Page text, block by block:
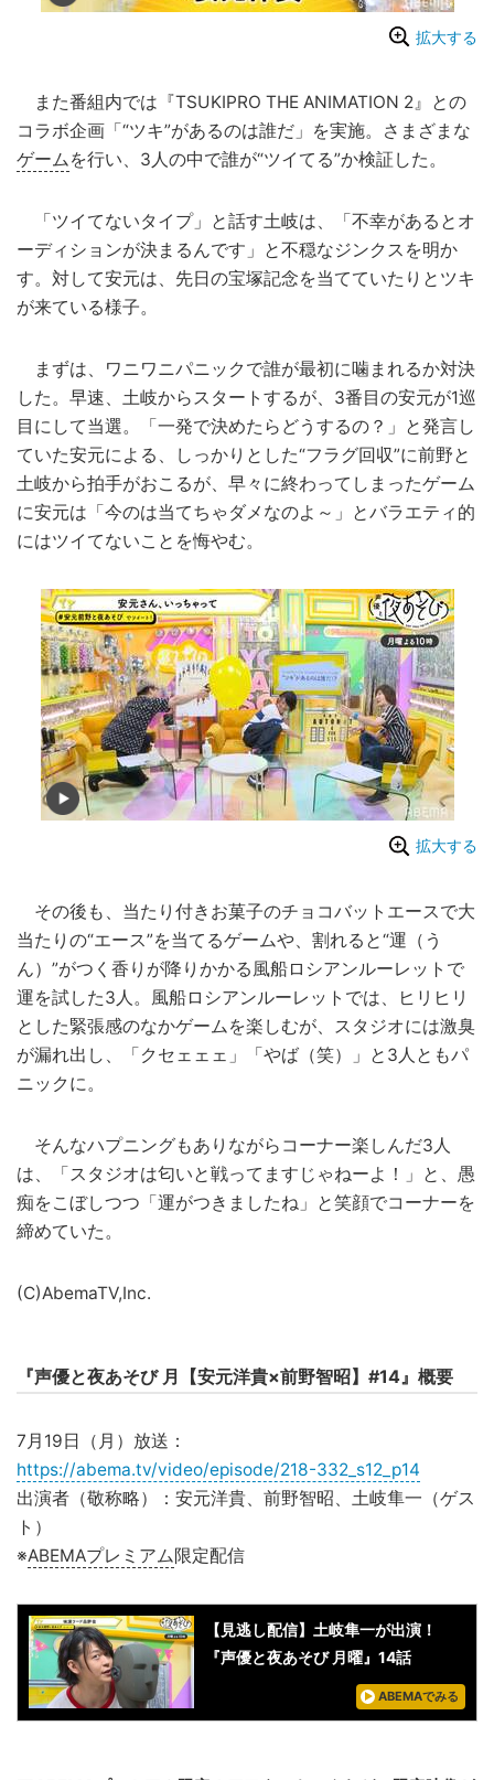
拡大する
また番組内では『TSUKIPRO THE ANIMATION 2』との
コラボ企画「“ツキ”があるのは誰だ」を実施。さまざまな
ゲームを行い、3人の中で誰が“ツイてる”か検証した。
「ツイてないタイプ」と話す土岐は、「不幸があるとオ
ーディションが決まるんです」と不穏なジンクスを明か
す。対して安元は、先日の宝塚記念を当てていたりとツキ
が来ている様子。
まずは、ワニワニパニックで誰が最初に噛まれるか対決
した。早速、土岐からスタートするが、3番目の安元が1巡
目にして当選。「一発で決めたらどうするの？」と発言し
ていた安元による、しっかりとした“フラグ回収”に前野と
土岐から拍手がおこるが、早々に終わってしまったゲーム
に安元は「今のは当てちゃダメなのよ～」とバラエティ的
にはツイてないことを悔やむ。
拡大する
その後も、当たり付きお菓子のチョコバットエースで大
当たりの“エース”を当てるゲームや、割れると“運（う
ん）”がつく香りが降りかかる風船ロシアンルーレットで
運を試した3人。風船ロシアンルーレットでは、ヒリヒリ
とした緊張感のなかゲームを楽しむが、スタジオには激臭
が漏れ出し、「クセェェェ」「やば（笑）」と3人ともパ
ニックに。
そんなハプニングもありながらコーナー楽しんだ3人
は、「スタジオは匂いと戦ってますじゃねーよ！」と、愚
痴をこぼしつつ「運がつきましたね」と笑顔でコーナーを
締めていた。
(C)AbemaTV,Inc.
『声優と夜あそび 月【安元洋貴×前野智昭】#14』概要
7月19日（月）放送：
https://abema.tv/video/episode/218-332_s12_p14
出演者（敬称略）：安元洋貴、前野智昭、土岐隼一（ゲス
ト）
※ABEMAプレミアム限定配信
【見逃し配信】土岐隼一が出演！
『声優と夜あそび 月曜』14話
ABEMAでみる